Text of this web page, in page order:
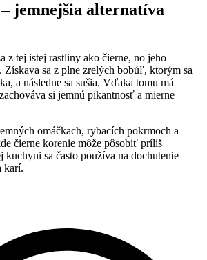
jemnejšia alternatíva
z tej istej rastliny ako čierne, no jeho
Získava sa z plne zrelých bobúľ, ktorým sa
a následne sa sušia. Vďaka tomu má
si jemnú pikantnosť a mierne
omáčkach, rybacích pokrmoch a
čierne korenie môže pôsobiť príliš
kuchyni sa často používa na dochutenie
karí.